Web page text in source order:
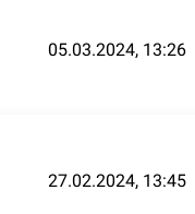
05.03.2024, 13:26
27.02.2024, 13:45